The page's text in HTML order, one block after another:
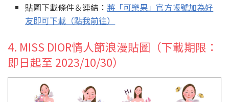
貼圖下載條件＆連結： 將「可樂果」官方帳號加為好
友即可下載（點我前往）
4. MISS DIOR情人節浪漫貼圖（下載期限：
即日起至 2023/10/30）